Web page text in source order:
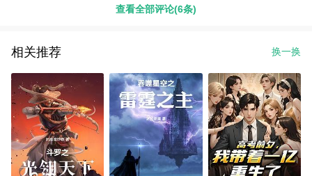
查看全部评论(6条)
相关推荐 换一换